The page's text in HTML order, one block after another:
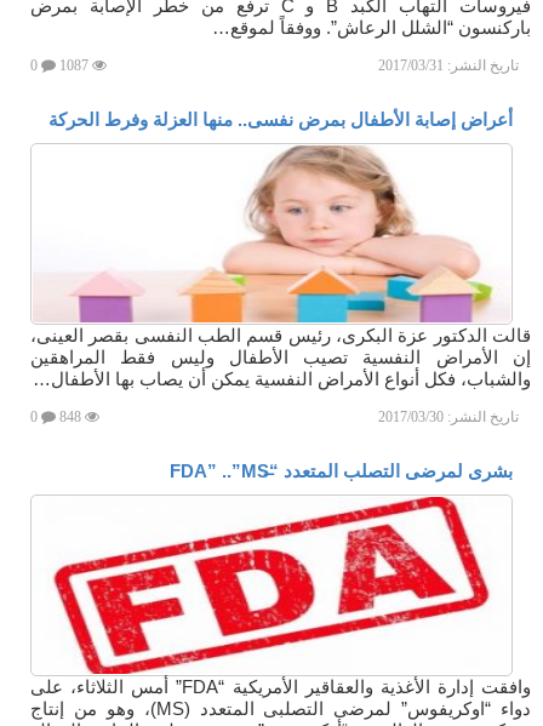
فيروسات التهاب الكبد B و C ترفع من خطر الإصابة بمرض
باركنسون “الشلل الرعاش”. ووفقاً لموقع…
تاريخ النشر: 2017/03/31
أعراض إصابة الأطفال بمرض نفسى.. منها العزلة وفرط الحركة
قالت الدكتور عزة البكرى، رئيس قسم الطب النفسى بقصر العينى،
إن الأمراض النفسية تصيب الأطفال وليس فقط المراهقين
والشباب، فكل أنواع الأمراض النفسية يمكن أن يصاب بها الأطفال…
تاريخ النشر: 2017/03/30
بشرى لمرضى التصلب المتعدد “FDA” ..”MS̶
وافقت إدارة الأغذية والعقاقير الأمريكية “FDA” أمس الثلاثاء، على
دواء “اوكريفوس” لمرضى التصلبى المتعدد (MS)، وهو من إنتاج